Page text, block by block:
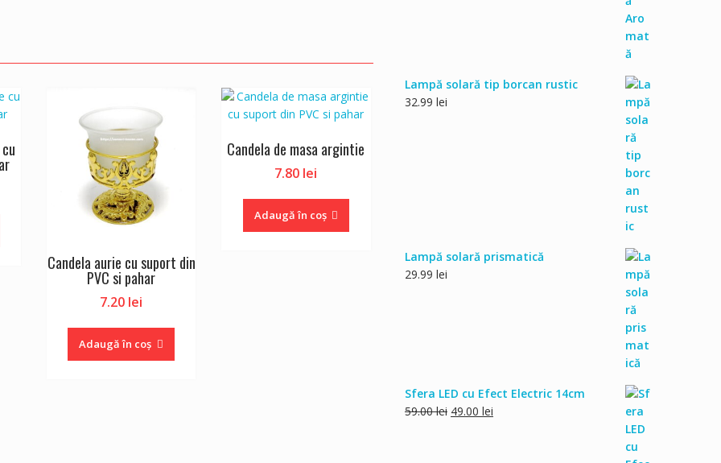
Candela aurie cu suport din
PVC si pahar
7.20 lei
Adaugă în coș
Candela de masa argintie
7.80 lei
Adaugă în coș
Lampă solară tip borcan rustic
32.99 lei
Lampă solară prismatică
29.99 lei
Sfera LED cu Efect Electric 14cm
59.00lei Prețul
49.00 lei